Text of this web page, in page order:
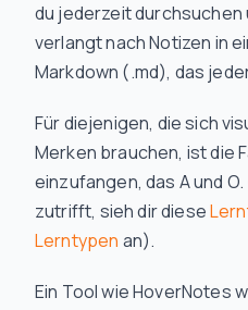
du jederzeit durchsuchen
verlangt nach Notizen in
Markdown (.md), das
Für diejenigen, die sich
Merken brauchen, ist die
einzufangen, das A und
zutrifft, sieh dir diese
Lerntypen an).
Ein Tool wie HoverNotes